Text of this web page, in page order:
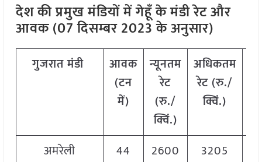
देश की प्रमुख मंडियों में गेहूँ के मंडी रेट और
आवक (07 दिसम्बर 2023 के अनुसार)
गुजरातमंडी
आवक
(टन
में)
न्यूनतम
रेट
(रु./
क्विं.)
अधिकतम
रेट (रु./
क्विं.)
अमरेली 44 2600 3205